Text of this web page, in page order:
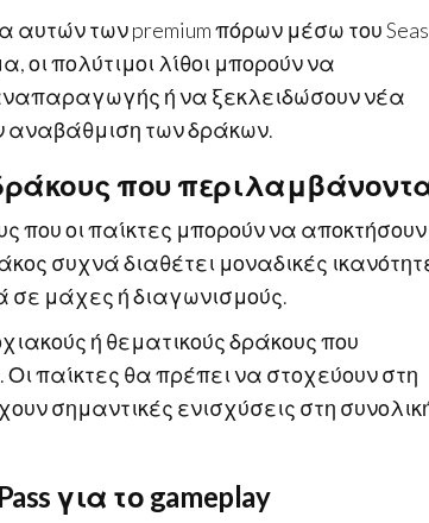
αυτών των premium πόρων μέσω του
οι πολύτιμοι λίθοι μπορούν να
ή να ξεκλειδώσουν νέα
αναβάθμιση των δράκων.
που
που οι παίκτες μπορούν να αποκτήσουν
συχνά διαθέτει μοναδικές
σε μάχες ή διαγωνισμούς.
ή θεματικούς δράκους που
παίκτες θα πρέπει να στοχεύουν στη
σημαντικές ενισχύσεις στη
για το gameplay